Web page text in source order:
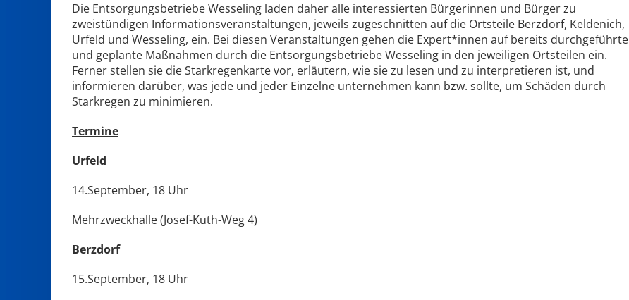
Die Entsorgungsbetriebe Wesseling laden daher alle interessierten Bürgerinnen und Bürger zu
zweistündigen Informationsveranstaltungen, jeweils zugeschnitten auf die Ortsteile Berzdorf, Keldenich,
Urfeld und Wesseling, ein. Bei diesen Veranstaltungen gehen die Expert*innen auf bereits durchgeführte
und geplante Maßnahmen durch die Entsorgungsbetriebe Wesseling in den jeweiligen Ortsteilen ein.
Ferner stellen sie die Starkregenkarte vor, erläutern, wie sie zu lesen und zu interpretieren ist, und
informieren darüber, was jede und jeder Einzelne unternehmen kann bzw. sollte, um Schäden durch
Starkregen zu minimieren.
Termine
Urfeld
14.September, 18 Uhr
Mehrzweckhalle (Josef-Kuth-Weg 4)
Berzdorf
15.September, 18 Uhr